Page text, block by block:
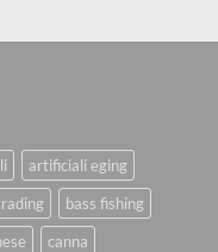
artificiali eging
bass fishing
canna